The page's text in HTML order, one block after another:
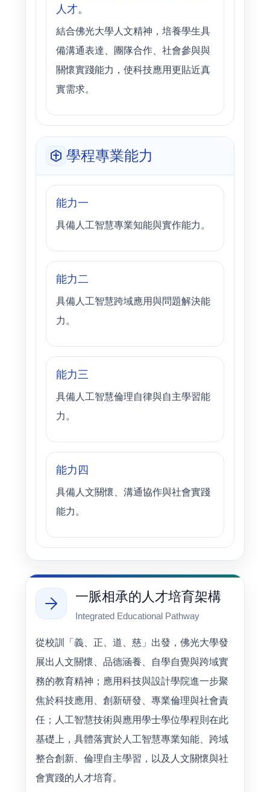
人才。
結合佛光大學人文精神，培養學生具
備溝通表達、團隊合作、社會參與與
關懷實踐能力，使科技應用更貼近真
實需求。
學程專業能力
能力一
具備人工智慧專業知能與實作能力。
能力二
具備人工智慧跨域應用與問題解決能
力。
能力三
具備人工智慧倫理自律與自主學習能
力。
能力四
具備人文關懷、溝通協作與社會實踐
能力。
一脈相承的人才培育架構
Integrated Educational Pathway
從校訓「義、正、道、慈」出發，佛光大學發
展出人文關懷、品德涵養、自學自覺與跨域實
務的教育精神；應用科技與設計學院進一步聚
焦於科技應用、創新研發、專業倫理與社會責
任；人工智慧技術與應用學士學位學程則在此
基礎上，具體落實於人工智慧專業知能、跨域
整合創新、倫理自主學習，以及人文關懷與社
會實踐的人才培育。